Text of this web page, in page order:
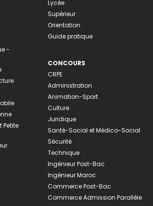
-
Lycée
Supérieur
Orientation
Guide pratique
CONCOURS
CRPE
Administration
Animation-Sport
Culture
Juridique
Santé-Social et Médico-Social
Sécurité
Technique
Ingénieur Post-Bac
Ingénieur Maroc
Commerce Post-Bac
Commerce Admission Parallèle